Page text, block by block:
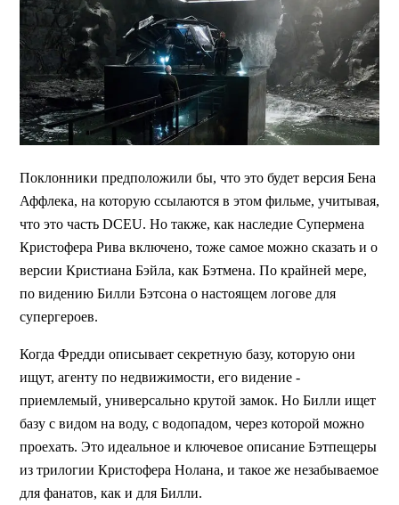
Поклонники предположили бы, что это будет версия Бена
Аффлека, на которую ссылаются в этом фильме, учитывая,
что это часть DCEU. Но также, как наследие Супермена
Кристофера Рива включено, тоже самое можно сказать и о
версии Кристиана Бэйла, как Бэтмена. По крайней мере,
по видению Билли Бэтсона о настоящем логове для
супергероев.
Когда Фредди описывает секретную базу, которую они
ищут, агенту по недвижимости, его видение -
приемлемый, универсально крутой замок. Но Билли ищет
базу с видом на воду, с водопадом, через которой можно
проехать. Это идеальное и ключевое описание Бэтпещеры
из трилогии Кристофера Нолана, и такое же незабываемое
для фанатов, как и для Билли.